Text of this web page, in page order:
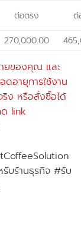
ต่อตรง
ต่
270,000.00
ายของคุณ และ
อายุการใช้งาน
ง หรือสั่งซื้อได้
link
รับร้านธุรกิจ #รับ